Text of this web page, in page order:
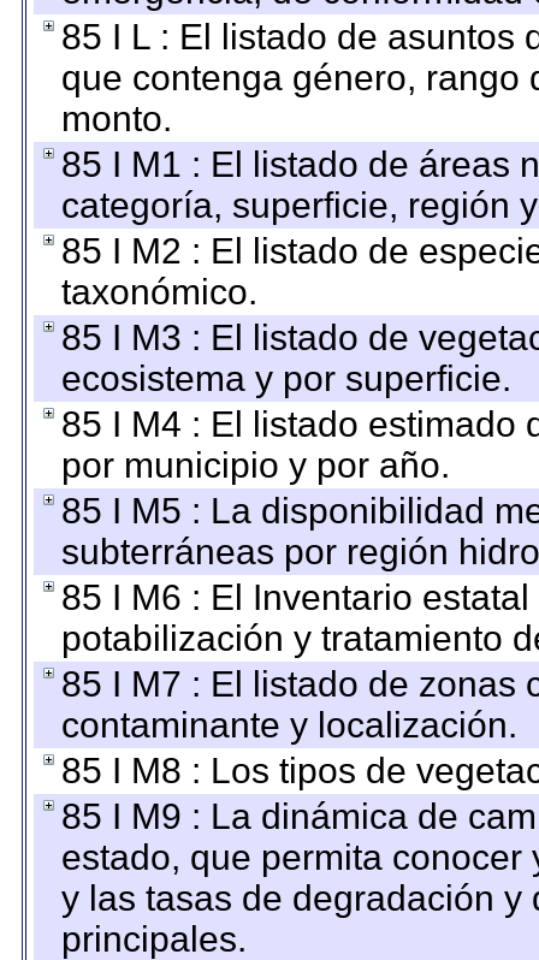
85 I L : El listado de asuntos
que contenga género, rango
monto.
85 I M1 : El listado de áreas
categoría, superficie, región
85 I M2 : El listado de
taxonómico.
85 I M3 : El listado de
ecosistema y por superficie.
85 I M4 : El listado estimado
por municipio y por año.
85 I M5 : La disponibilidad
subterráneas por región
85 I M6 : El Inventario
potabilización y tratamiento
85 I M7 : El listado de zonas
contaminante y localización.
85 I M8 : Los tipos de
85 I M9 : La dinámica de
estado, que permita
y las tasas de degradación
principales.